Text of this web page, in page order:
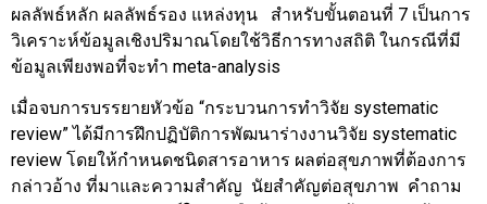
ผลลัพธ์หลัก ผลลัพธ์รอง แหล่งทุน สำหรับขั้นตอนที่ 7 เป็นการ
วิเคราะห์ข้อมูลเชิงปริมาณโดยใช้วิธีการทางสถิติ ในกรณีที่มี
ข้อมูลเพียงพอที่จะทำ meta-analysis
เมื่อจบการบรรยายหัวข้อ “กระบวนการทำวิจัย systematic
review” ได้มีการฝึกปฏิบัติการพัฒนาร่างงานวิจัย systematic
review โดยให้กำหนดชนิดสารอาหาร ผลต่อสุขภาพที่ต้องการ
กล่าวอ้าง ที่มาและความสำคัญ นัยสำคัญต่อสุขภาพ คำถาม